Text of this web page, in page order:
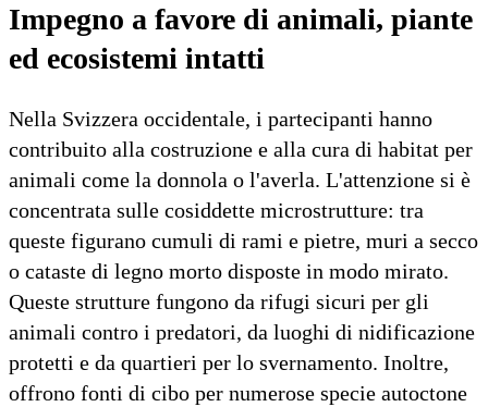
Impegno a favore di animali, piante
ed ecosistemi intatti
Nella Svizzera occidentale, i partecipanti hanno
contribuito alla costruzione e alla cura di habitat per
animali come la donnola o l'averla. L'attenzione si è
concentrata sulle cosiddette microstrutture: tra
queste figurano cumuli di rami e pietre, muri a secco
o cataste di legno morto disposte in modo mirato.
Queste strutture fungono da rifugi sicuri per gli
animali contro i predatori, da luoghi di nidificazione
protetti e da quartieri per lo svernamento. Inoltre,
offrono fonti di cibo per numerose specie autoctone